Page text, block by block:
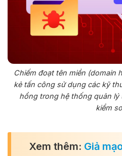
Chiếm đoạt tên miền (domain
kẻ tấn công sử dụng các kỹ
hổng trong hệ thống quản lý
kiểm
Xem thêm: Giả